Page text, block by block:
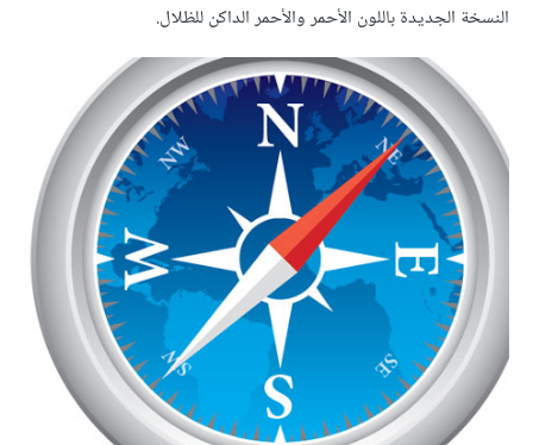
النسخة الجديدة باللون الأحمر والأحمر الداكن للظلال.